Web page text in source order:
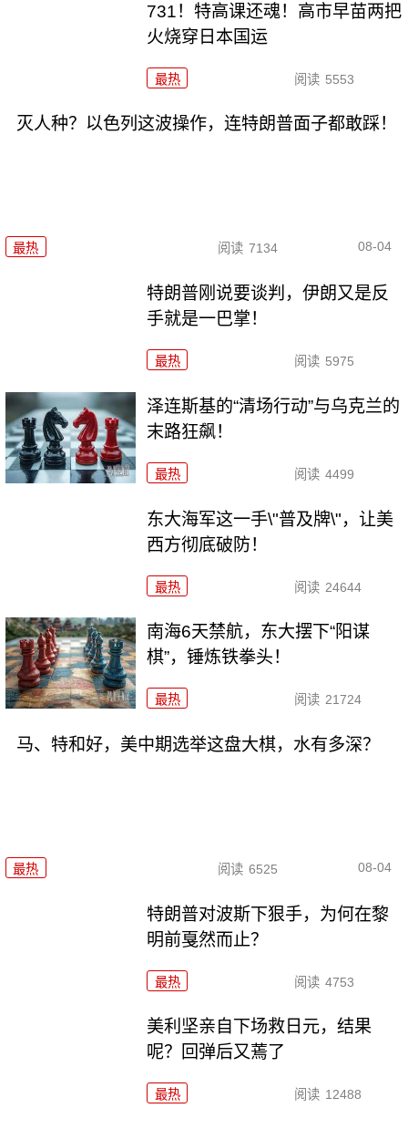
731！特高课还魂！高市早苗两把
火烧穿日本国运
最热 阅读 5553
灭人种？以色列这波操作，连特朗普面子都敢踩！
最热 阅读 7134 08-04
特朗普刚说要谈判，伊朗又是反
手就是一巴掌！
最热 阅读 5975
泽连斯基的“清场行动”与乌克兰的
末路狂飙！
最热 阅读 4499
东大海军这一手\"普及牌\"，让美
西方彻底破防！
最热 阅读 24644
南海6天禁航，东大摆下“阳谋
棋”，锤炼铁拳头！
最热 阅读 21724
马、特和好，美中期选举这盘大棋，水有多深？
最热 阅读 6525 08-04
特朗普对波斯下狠手，为何在黎
明前戛然而止？
最热 阅读 4753
美利坚亲自下场救日元，结果
呢？回弹后又蔫了
最热 阅读 12488